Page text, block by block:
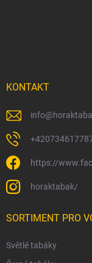
KONTAKT
info@
https://
horaktabak/
SORTIMENT PRO
Světlé tabáky